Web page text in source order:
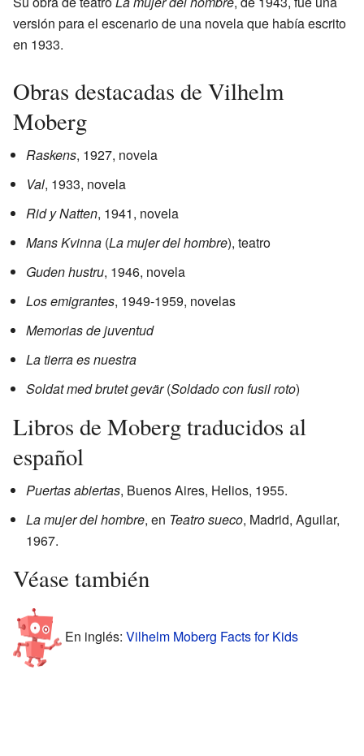
versión para el escenario de una novela que había escrito
en 1933.
Obras destacadas de Vilhelm
Moberg
Raskens, 1927, novela
Val, 1933, novela
Rid y Natten, 1941, novela
Mans Kvinna (La mujer del hombre), teatro
Guden hustru, 1946, novela
Los emigrantes, 1949-1959, novelas
Memorias de juventud
La tierra es nuestra
Soldat med brutet gevär(Soldado con fusil roto)
Libros de Moberg traducidos al
español
Puertas abiertas, Buenos Aires, Helios, 1955.
La mujer del hombre, en Teatro sueco, Madrid, Aguilar,
1967.
Véase también
En inglés: Vilhelm Moberg Facts for Kids